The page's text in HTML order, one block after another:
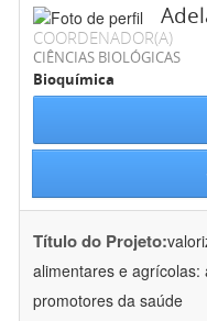
COORDENADOR(A)
CIÊNCIAS BIOLÓGICAS
Bioquímica
Título do Projeto:
alimentares e
promotores da saúde